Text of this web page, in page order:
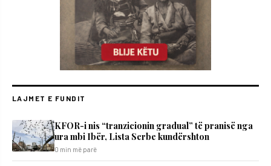
LAJMET E FUNDIT
KFOR-i nis “tranzicionin gradual” të pranisë nga
ura mbi Ibër, Lista Serbe kundërshton
0 min më parë